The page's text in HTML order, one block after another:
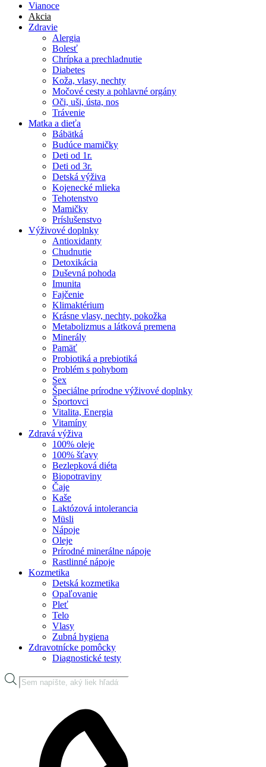
Vianoce
Akcia
Zdravie
Alergia
Bolesť
Chrípka a prechladnutie
Diabetes
Koža, vlasy, nechty
Močové cesty a pohlavné orgány
Oči, uši, ústa, nos
Trávenie
Matka a dieťa
Bábätká
Budúce mamičky
Deti od 1r.
Deti od 3r.
Detská výživa
Kojenecké mlieka
Tehotenstvo
Mamičky
Príslušenstvo
Výživové doplnky
Antioxidanty
Chudnutie
Detoxikácia
Duševná pohoda
Imunita
Fajčenie
Klimaktérium
Krásne vlasy, nechty, pokožka
Metabolizmus a látková premena
Minerály
Pamäť
Probiotiká a prebiotiká
Problém s pohybom
Sex
Špeciálne prírodne výživové doplnky
Športovci
Vitalita, Energia
Vitamíny
Zdravá výživa
100% oleje
100% šťavy
Bezlepková diéta
Biopotraviny
Čaje
Kaše
Laktózová intolerancia
Müsli
Nápoje
Oleje
Prírodné minerálne nápoje
Rastlinné nápoje
Kozmetika
Detská kozmetika
Opaľovanie
Pleť
Telo
Vlasy
Zubná hygiena
Zdravotnícke pomôcky
Diagnostické testy
Products
search